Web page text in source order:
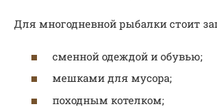
Для многодневной рыбалки стоит
сменной одеждой и обувью;
мешками для мусора;
походным котелком;